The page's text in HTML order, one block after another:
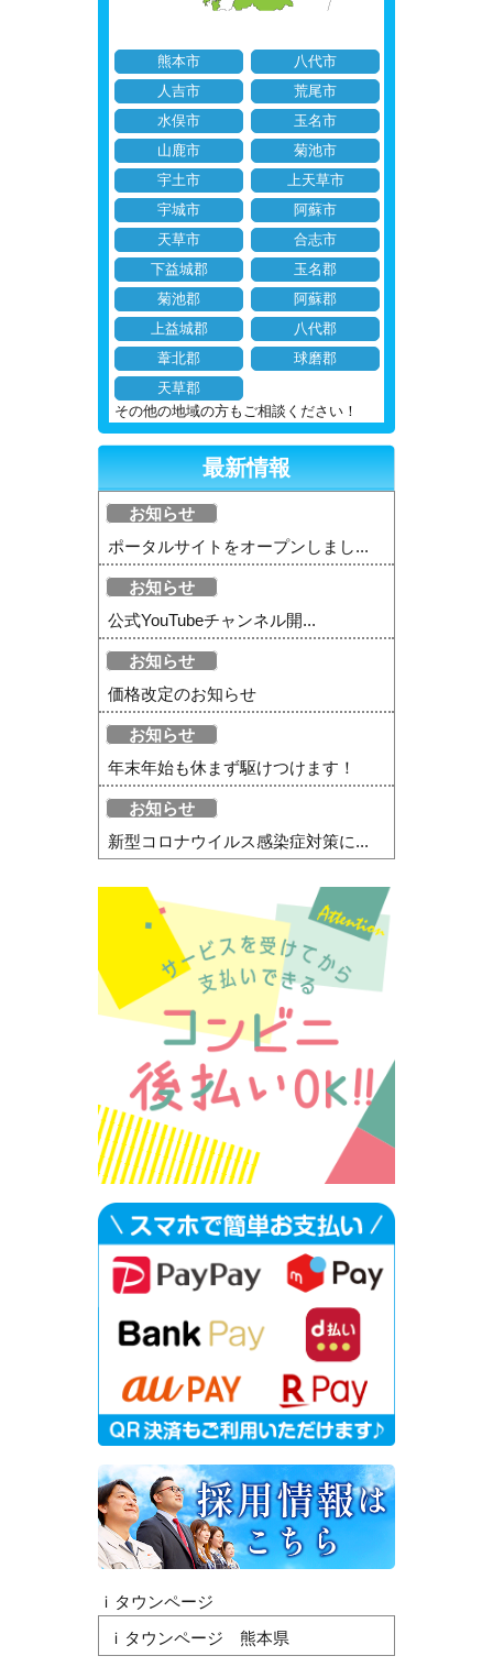
熊本市
八代市
人吉市
荒尾市
水俣市
玉名市
山鹿市
菊池市
宇土市
上天草市
宇城市
阿蘇市
天草市
合志市
下益城郡
玉名郡
菊池郡
阿蘇郡
上益城郡
八代郡
葦北郡
球磨郡
天草郡
その他の地域の方もご相談ください！
最新情報
お知らせ
ポータルサイトをオープンしまし...
お知らせ
公式YouTubeチャンネル開...
お知らせ
価格改定のお知らせ
お知らせ
年末年始も休まず駆けつけます！
お知らせ
新型コロナウイルス感染症対策に...
ｉタウンページ
ｉタウンページ 熊本県